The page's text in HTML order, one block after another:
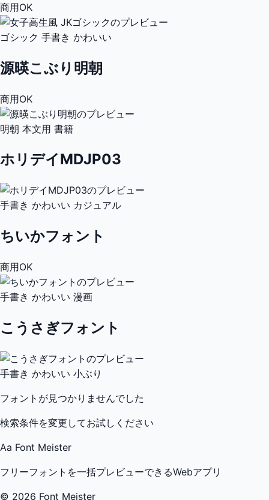
商用OK
ゴシック 手書き かわいい
源暎こぶり明朝
商用OK
明朝 本文用 書籍
ホリデイMDJP03
手書き かわいい カジュアル
ちいかフォント
商用OK
手書き かわいい 漫画
こうさぎフォント
手書き かわいい 小ぶり
フォントが見つかりませんでした
検索条件を変更してお試しください
Aa Font Meister
フリーフォントを一括プレビューできるWebアプリ
© 2026 Font Meister